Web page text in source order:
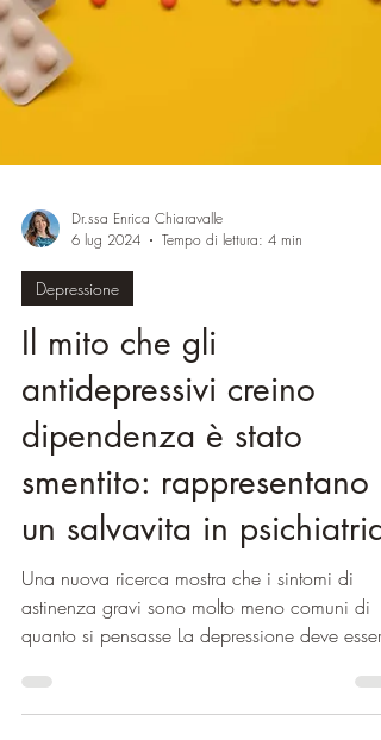
Dr.ssa Enrica Chiaravalle
6 lug 2024
Depressione
Il mito che gli
antidepressivi creino
dipendenza è stato
smentito: rappresentano
un salvavita in psichiatria